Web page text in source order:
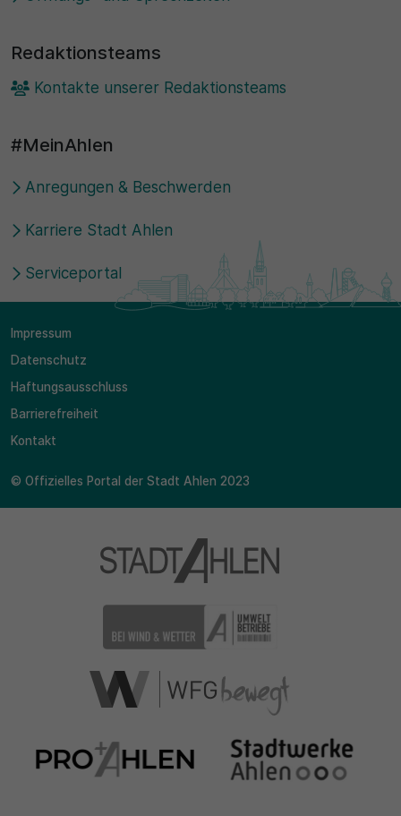
Redaktionsteams
Kontakte unserer Redaktionsteams
#MeinAhlen
Anregungen & Beschwerden
Karriere Stadt Ahlen
Serviceportal
Impressum
Datenschutz
Haftungsausschluss
Barrierefreiheit
Kontakt
© Offizielles Portal der Stadt Ahlen 2023